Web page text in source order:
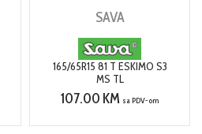
SAVA
165/65R15 81 T ESKIMO S3
MS TL
107.00 KM sa PDV-om